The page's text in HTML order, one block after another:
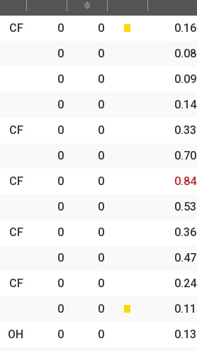
Pos. ゴール
アシス
攻撃CBP
CF 0 0 0.16
0 0 0.08
0 0 0.09
0 0 0.14
CF 0 0 0.33
0 0 0.70
CF 0 0 0.84
0 0 0.53
CF 0 0 0.36
0 0 0.47
CF 0 0 0.24
0 0 0.11
OH 0 0 0.13